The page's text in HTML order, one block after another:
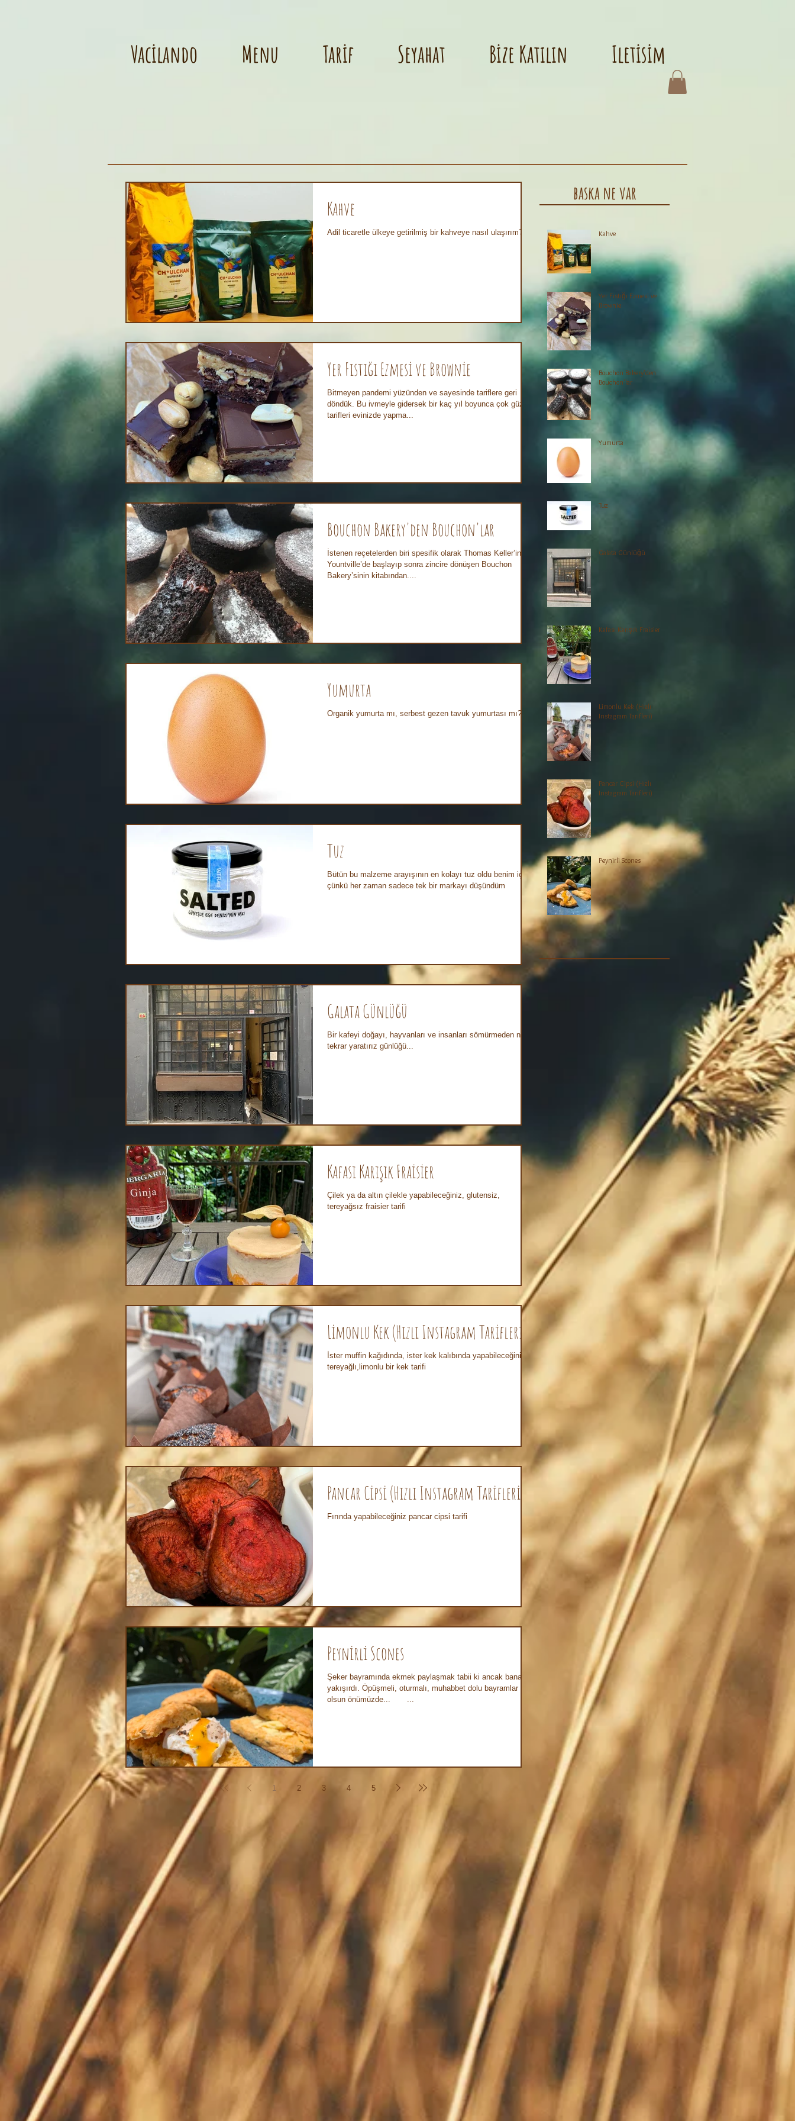
Vacilando Menu Tarif Seyahat Bize Katılın Iletisim
Kahve
Adil ticaretle ülkeye getirilmiş bir kahveye nasıl ulaşırım?
Yer Fıstığı Ezmesi ve Brownie
Bitmeyen pandemi yüzünden ve sayesinde tariflere geri
döndük. Bu ivmeyle gidersek bir kaç yıl boyunca çok güzel
tarifleri evinizde yapma...
Bouchon Bakery'den Bouchon'lar
İstenen reçetelerden biri spesifik olarak Thomas Keller’in
Yountville’de başlayıp sonra zincire dönüşen Bouchon
Bakery’sinin kitabından....
Yumurta
Organik yumurta mı, serbest gezen tavuk yumurtası mı?
Tuz
Bütün bu malzeme arayışının en kolayı tuz oldu benim için,
çünkü her zaman sadece tek bir markayı düşündüm
Galata Günlüğü
Bir kafeyi doğayı, hayvanları ve insanları sömürmeden nasıl
tekrar yaratırız günlüğü...
Kafası Karışık Fraisier
Çilek ya da altın çilekle yapabileceğiniz, glutensiz,
tereyağsız fraisier tarifi
Limonlu Kek (Hızlı Instagram Tarifleri)
İster muffin kağıdında, ister kek kalıbında yapabileceğiniz
tereyağlı,limonlu bir kek tarifi
Pancar Cipsi (Hızlı Instagram Tarifleri)
Fırında yapabileceğiniz pancar cipsi tarifi
Peynirli Scones
Şeker bayramında ekmek paylaşmak tabii ki ancak bana
yakışırdı. Öpüşmeli, oturmalı, muhabbet dolu bayramlar
1 2 3 4 5
baska ne var
Kahve
Yer Fıstığı Ezmesi ve
Brownie
Bouchon Bakery'den
Bouchon'lar
Yumurta
Tuz
Galata Günlüğü
Kafası Karışık Fraisier
Limonlu Kek (Hızlı
Instagram Tarifleri)
Pancar Cipsi (Hızlı
Instagram Tarifleri)
Peynirli Scones